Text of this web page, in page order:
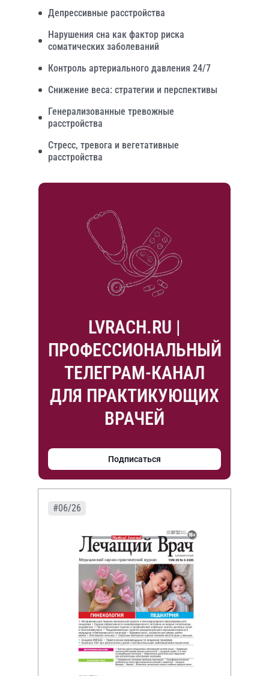
Депрессивные расстройства
Нарушения сна как фактор риска
соматических заболеваний
Контроль артериального давления 24/7
Снижение веса: стратегии и перспективы
Генерализованные тревожные
расстройства
Стресс, тревога и вегетативные
расстройства
LVRACH.RU |
ПРОФЕССИОНАЛЬНЫЙ
ТЕЛЕГРАМ-КАНАЛ
ДЛЯ ПРАКТИКУЮЩИХ
ВРАЧЕЙ
Подписаться
#06/26